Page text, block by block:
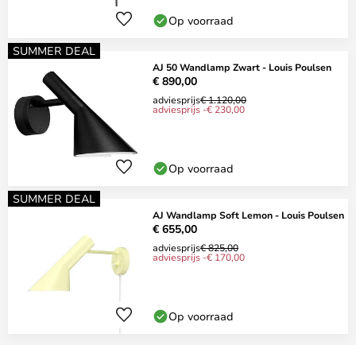
Op voorraad
SUMMER DEAL
AJ 50 Wandlamp Zwart - Louis Poulsen
€ 890,00
adviesprijs€ 1.120,00
adviesprijs -€ 230,00
Op voorraad
SUMMER DEAL
AJ Wandlamp Soft Lemon - Louis Poulsen
€ 655,00
adviesprijs€ 825,00
adviesprijs -€ 170,00
Op voorraad